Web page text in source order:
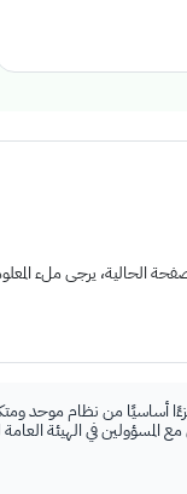
الحالية، يرجى ملء
أساسيًا من نظام موحد
المسؤولين في الهيئة